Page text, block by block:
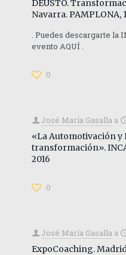
DEUSTO.
Navarra. PAMPLONA,
. Puedes descargarte la
evento AQUÍ .
0
José María Gasalla a
«La Automotivación y
transformación».
2016
0
José María Gasalla a
ExpoCoaching.